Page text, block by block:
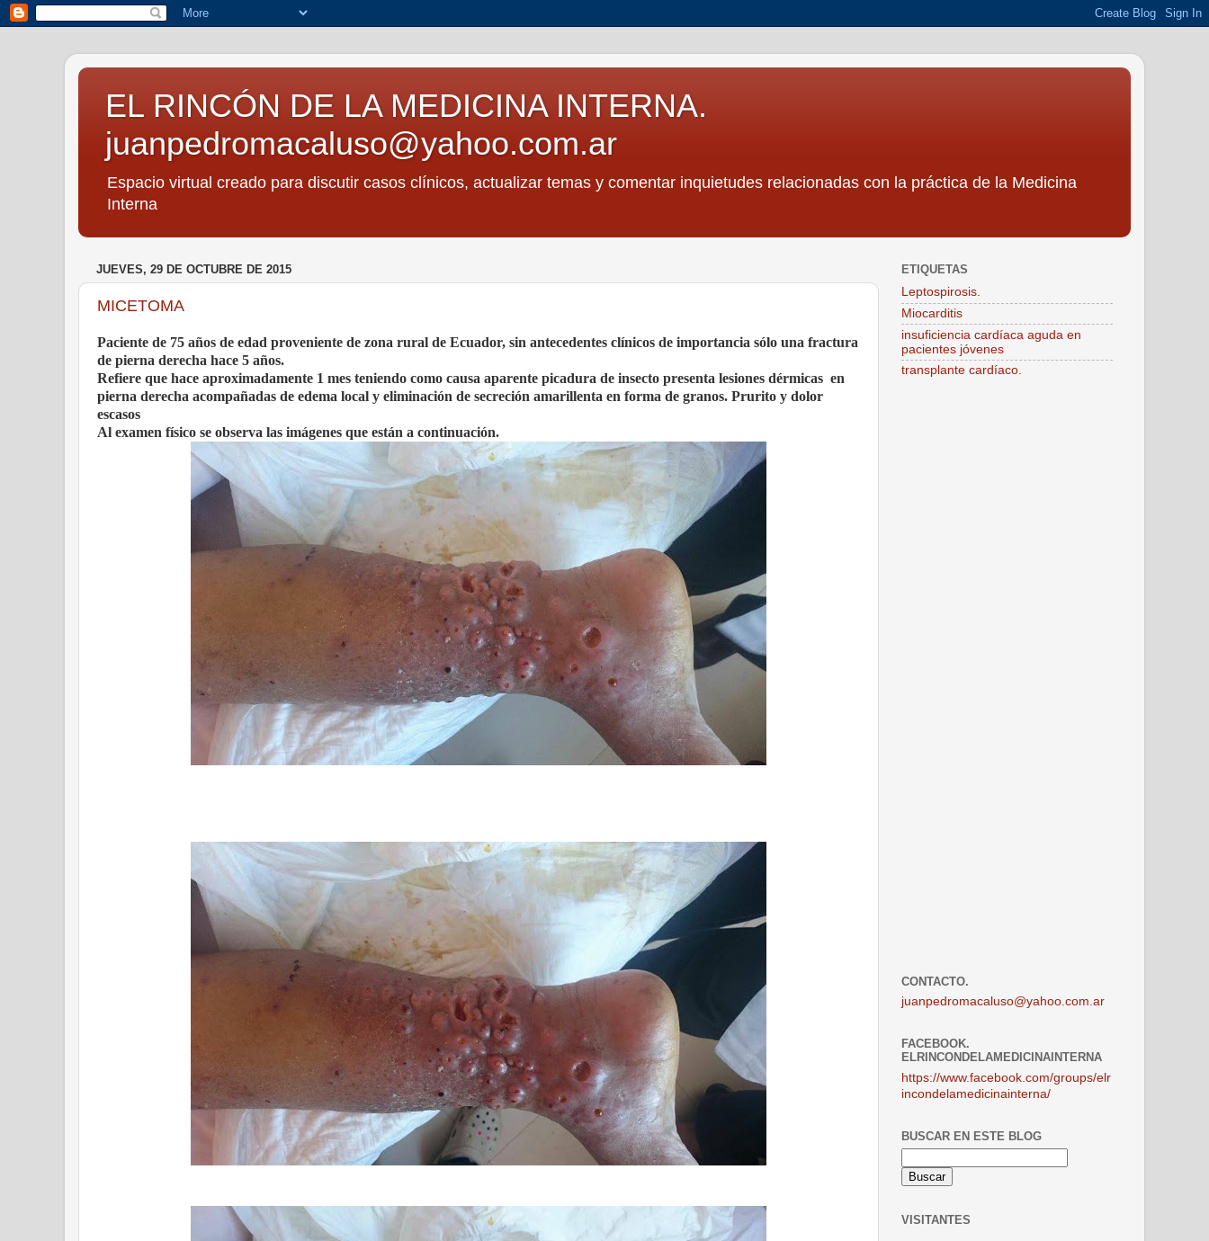
EL RINCÓN DE LA MEDICINA INTERNA.
juanpedromacaluso@yahoo.com.ar
Espacio virtual creado para discutir casos clínicos, actualizar temas y comentar inquietudes relacionadas con la práctica de la Medicina
Interna
JUEVES, 29 DE OCTUBRE DE 2015
MICETOMA
Paciente de 75 años de edad proveniente de zona rural de Ecuador, sin antecedentes clínicos de importancia sólo una fractura
de pierna derecha hace 5 años.
Refiere que hace aproximadamente 1 mes teniendo como causa aparente picadura de insecto presenta lesiones dérmicas en
pierna derecha acompañadas de edema local y eliminación de secreción amarillenta en forma de granos. Prurito y dolor
escasos
Al examen físico se observa las imágenes que están a continuación.
ETIQUETAS
Leptospirosis.
Miocarditis
insuficiencia cardíaca aguda en
pacientes jóvenes
transplante cardíaco.
CONTACTO.
juanpedromacaluso@yahoo.com.ar
FACEBOOK.
ELRINCONDELAMEDICINAINTERNA
https://www.facebook.com/groups/elr
incondelamedicinainterna/
BUSCAR EN ESTE BLOG
VISITANTES